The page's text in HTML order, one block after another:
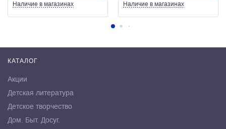
Наличие в магазинах Наличие в магазинах
КАТАЛОГ
Акции
Детская литература
Детское творчество
Дом. Быт. Досуг.